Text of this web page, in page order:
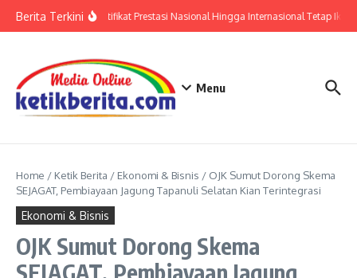
Berita TerkiniPolri: Sertifikat Prestasi Nasional Hingga Internasional Tetap Ikuti
Menu
Home / Ketik Berita / Ekonomi & Bisnis / OJK Sumut Dorong Skema
SEJAGAT, Pembiayaan Jagung Tapanuli Selatan Kian Terintegrasi
Ekonomi & Bisnis
OJK Sumut Dorong Skema
SEJAGAT, Pembiayaan Jagung